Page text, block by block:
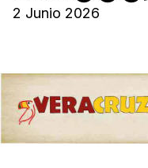
2 Junio 2026